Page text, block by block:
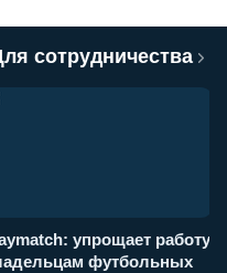
сотрудничества
упрощает работу
футбольных